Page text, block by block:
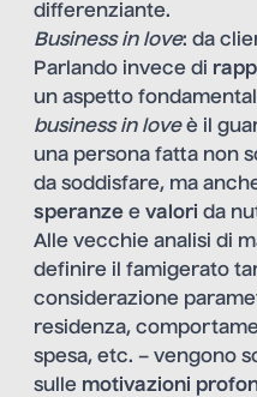
differenziante.
Business in love: da
Parlando invece di
un aspetto
business in loveè il
una persona fatta non
da soddisfare, ma
speranze e valori da
Alle vecchie analisi di
definire il famigerato
considerazione
residenza,
spesa, etc. – vengono
sulle motivazioni